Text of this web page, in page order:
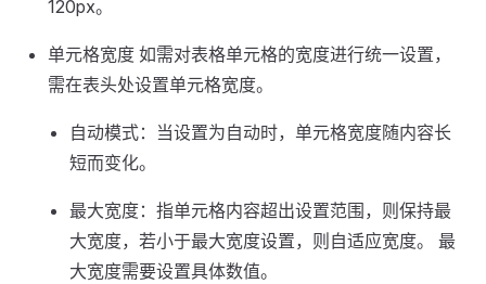
120px。
单元格宽度 如需对表格单元格的宽度进行统一设置，
需在表头处设置单元格宽度。
自动模式：当设置为自动时，单元格宽度随内容长
短而变化。
最大宽度：指单元格内容超出设置范围，则保持最
大宽度，若小于最大宽度设置，则自适应宽度。 最
大宽度需要设置具体数值。